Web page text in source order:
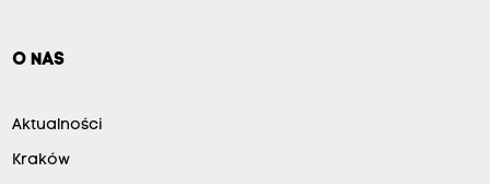
O NAS
Aktualności
Kraków